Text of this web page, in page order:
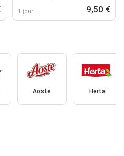
nature
1 jour 9,50 €
Aoste Herta